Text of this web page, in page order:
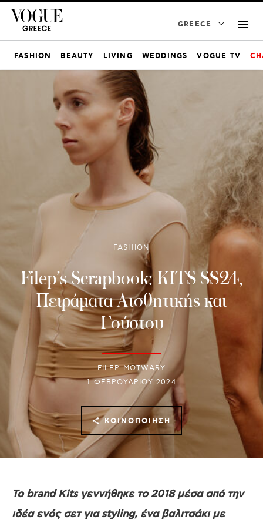
GREECE
FASHION BEAUTY LIVING WEDDINGS VOGUE TV
FASHION
Filep’s Scrapbook: KITS SS24,
Πειράματα Αισθητικής και
Γούστου
FILEP MOTWARY
1 ΦΕΒΡΟΥΑΡΊΟΥ 2024
ΚΟΙΝΟΠΟΊΗΣΗ
Το brand Kits γεννήθηκε το 2018 μέσα από την
ιδέα ενός σετ για styling, ένα βαλιτσάκι με